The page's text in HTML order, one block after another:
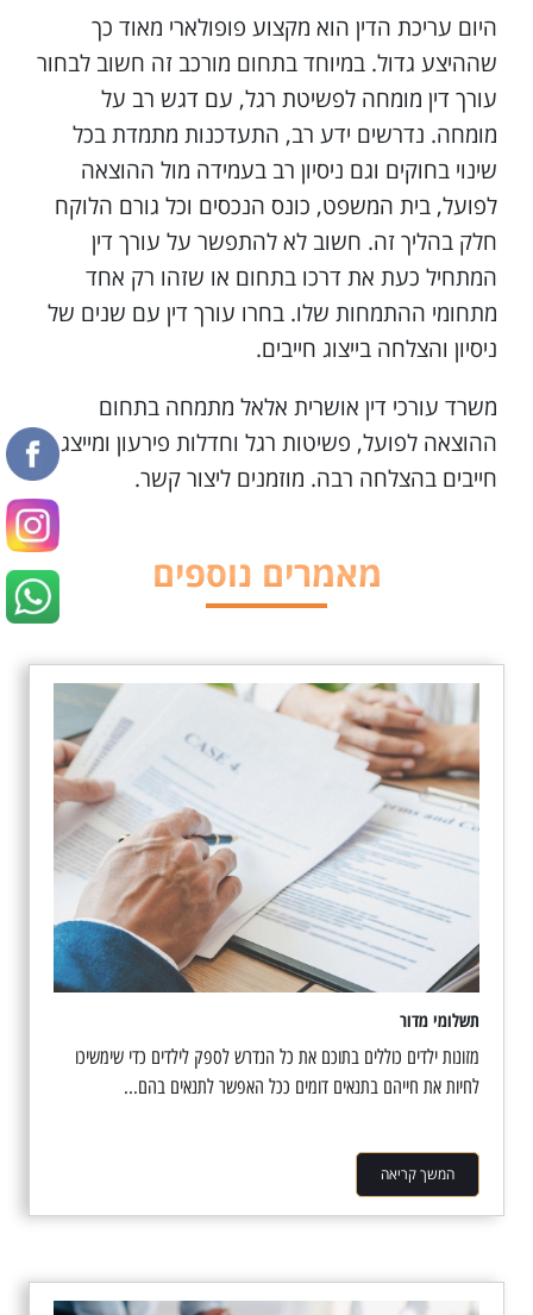
היום עריכת הדין הוא מקצוע פופולארי מאוד כך
שההיצע גדול. במיוחד בתחום מורכב זה חשוב לבחור
עורך דין מומחה לפשיטת רגל, עם דגש רב על
מומחה. נדרשים ידע רב, התעדכנות מתמדת בכל
שינוי בחוקים וגם ניסיון רב בעמידה מול ההוצאה
לפועל, בית המשפט, כונס הנכסים וכל גורם הלוקח
חלק בהליך זה. חשוב לא להתפשר על עורך דין
המתחיל כעת את דרכו בתחום או שזהו רק אחד
מתחומי ההתמחות שלו. בחרו עורך דין עם שנים של
ניסיון והצלחה בייצוג חייבים.
משרד עורכי דין אושרית אלאל מתמחה בתחום
ההוצאה לפועל, פשיטות רגל וחדלות פירעון ומייצג
חייבים בהצלחה רבה. מוזמנים ליצור קשר.
מאמרים נוספים
תשלומי מדור
מזונות ילדים כוללים בתוכם את כל הנדרש לספק לילדים כדי שימשיכו
לחיות את חייהם בתנאים דומים ככל האפשר לתנאים בהם...
המשך קריאה